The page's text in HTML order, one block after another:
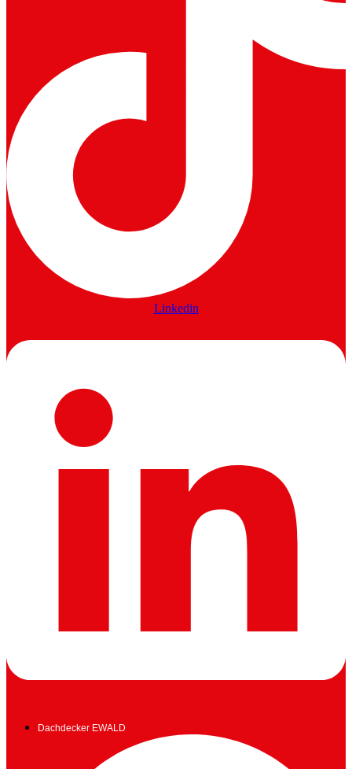
Linkedin
Dachdecker EWALD